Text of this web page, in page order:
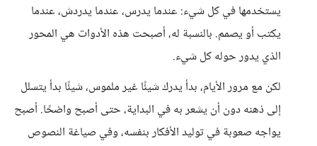
يستخدمها في كل شيء: عندما يدرس، عندما يدردش، عندما
يكتب أو يصمم. بالنسبة له، أصبحت هذه الأدوات هي المحور
الذي يدور حوله كل شيء.
لكن مع مرور الأيام، بدأ يدرك شيئًا غير ملموس، شيئًا بدأ يتسلل
إلى ذهنه دون أن يشعر به في البداية، حتى أصبح واضحًا. أصبح
يواجه صعوبة في توليد الأفكار بنفسه، وفي صياغة النصوص